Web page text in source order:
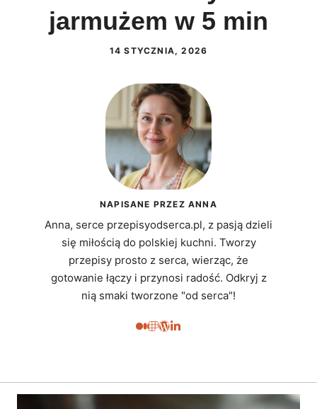
jarmużem w 5 min
14 STYCZNIA, 2026
NAPISANE PRZEZ ANNA
Anna, serce przepisyodserca.pl, z pasją dzieli
się miłością do polskiej kuchni. Tworzy
przepisy prosto z serca, wierząc, że
gotowanie łączy i przynosi radość. Odkryj z
nią smaki tworzone "od serca"!